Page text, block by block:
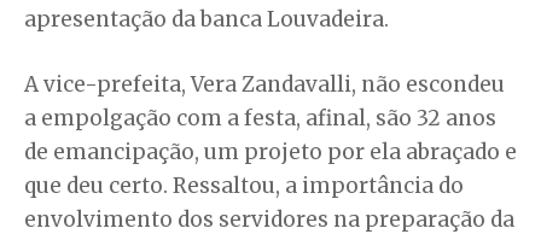
apresentação da banca Louvadeira.
A vice-prefeita, Vera Zandavalli, não escondeu
a empolgação com a festa, afinal, são 32 anos
de emancipação, um projeto por ela abraçado e
que deu certo. Ressaltou, a importância do
envolvimento dos servidores na preparação da